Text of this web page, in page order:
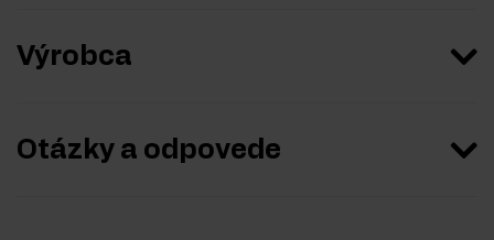
Výrobca
Otázky a odpovede